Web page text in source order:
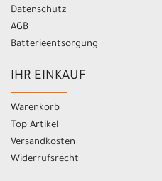
Datenschutz
AGB
Batterieentsorgung
IHR EINKAUF
Warenkorb
Top Artikel
Versandkosten
Widerrufsrecht